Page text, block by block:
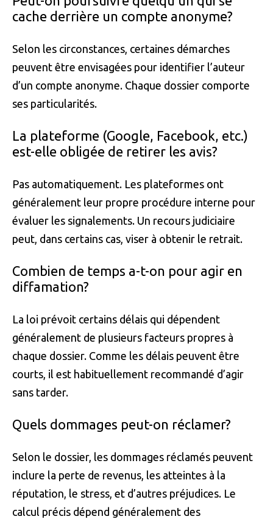
cache derrière un compte anonyme?
Selon les circonstances, certaines démarches
peuvent être envisagées pour identifier l’auteur
d’un compte anonyme. Chaque dossier comporte
ses particularités.
La plateforme (Google, Facebook, etc.)
est-elle obligée de retirer les avis?
Pas automatiquement. Les plateformes ont
généralement leur propre procédure interne pour
évaluer les signalements. Un recours judiciaire
peut, dans certains cas, viser à obtenir le retrait.
Combien de temps a-t-on pour agir en
diffamation?
La loi prévoit certains délais qui dépendent
généralement de plusieurs facteurs propres à
chaque dossier. Comme les délais peuvent être
courts, il est habituellement recommandé d’agir
sans tarder.
Quels dommages peut-on réclamer?
Selon le dossier, les dommages réclamés peuvent
inclure la perte de revenus, les atteintes à la
réputation, le stress, et d’autres préjudices. Le
calcul précis dépend généralement des